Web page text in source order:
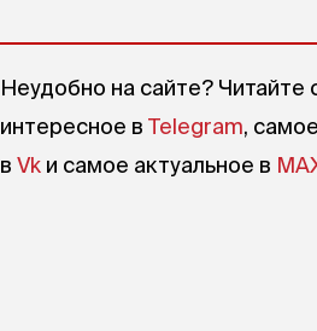
Неудобно на сайте? Читайте
интересное в Telegram,
в Vk и самое актуальное в